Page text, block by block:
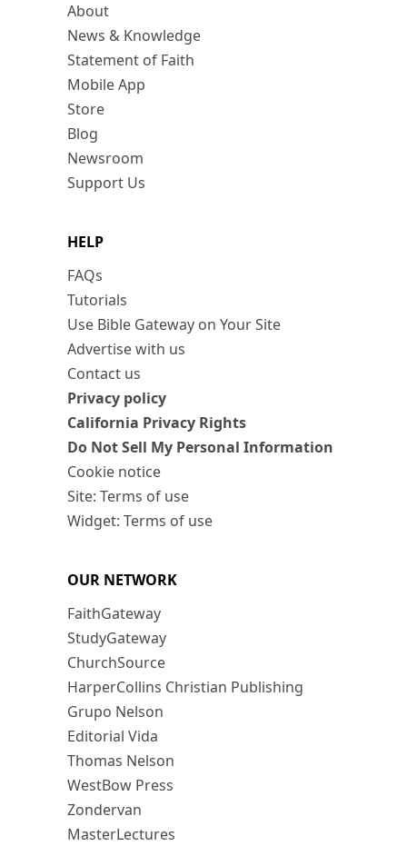
About
News & Knowledge
Statement of Faith
Mobile App
Store
Blog
Newsroom
Support Us
HELP
FAQs
Tutorials
Use Bible Gateway on Your Site
Advertise with us
Contact us
Privacy policy
California Privacy Rights
Do Not Sell My Personal Information
Cookie notice
Site: Terms of use
Widget: Terms of use
OUR NETWORK
FaithGateway
StudyGateway
ChurchSource
HarperCollins Christian Publishing
Grupo Nelson
Editorial Vida
Thomas Nelson
WestBow Press
Zondervan
MasterLectures